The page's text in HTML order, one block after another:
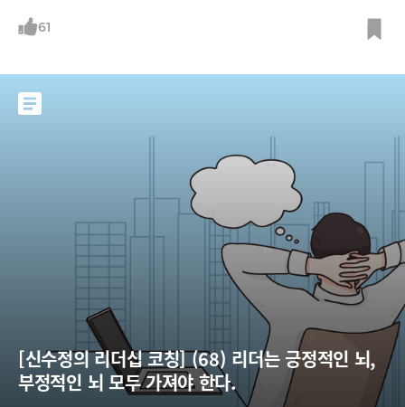
역사였지만 글로벌 주류시장에선 매출 규모 15위에 불과했다. 반면 빔은 4
지는 '자, 여기 있습니다.' 하듯이 정해진 곳에 있는 것이 아닙니다. 제가 만
로 곧장 달려갔다. 그리고는 이렇게 말했다. "우리는 빔의 방식을 배우고
싶습니다."라고. 흥미롭게도 과거 빔 사장들은 현장에 얼굴을 내민 적도
61
[신수정의 리더십 코칭] (68) 리더는 긍정적인 뇌,
부정적인 뇌 모두 가져야 한다.